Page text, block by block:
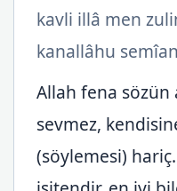
kavli illâ men
kanallâhu
Allah fena sözün
sevmez,
(söylemesi)